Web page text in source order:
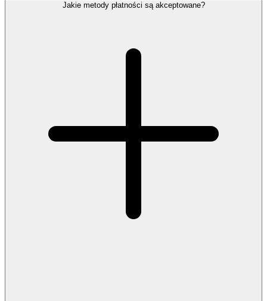
Jakie metody płatności są akceptowane?